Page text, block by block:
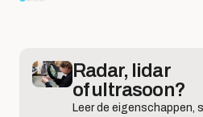
Radar, lidar
of ultrasoon?
Leer de eigenschappen,